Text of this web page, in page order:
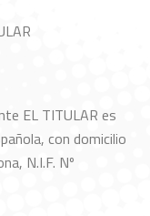
EL TITULAR es
con domicilio
N.I.F. Nº